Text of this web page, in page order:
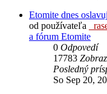
Etomite dnes
od používateľa
a fórum Etomite
0 Odpovedí
17783
Posledný
So Sep 20,